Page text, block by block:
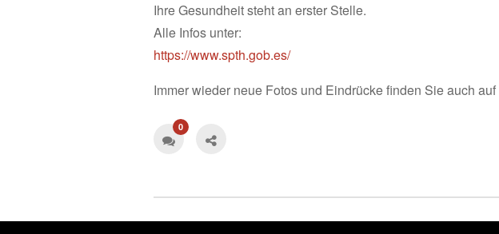
Ihre Gesundheit steht an erster Stelle.
Alle Infos unter:
https://www.spth.gob.es/
Immer wieder neue Fotos und Eindrücke finden Sie auch auf
0